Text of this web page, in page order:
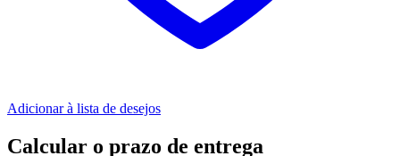
Adicionar à lista de desejos
Calcular o prazo de entrega